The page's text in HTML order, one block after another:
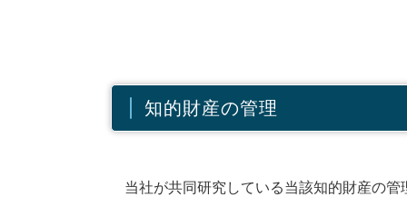
知的財産の管理
当社が共同研究している当該知的財産の管